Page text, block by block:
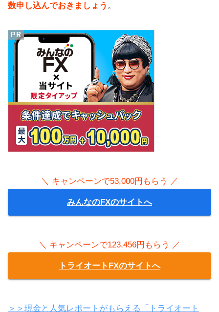
数申し込んでおきましょう 。
＼ キャンペーンで53,000円もらう ／
みんなのFXのサイトへ
＼ キャンペーンで123,456円もらう ／
トライオートFXのサイトへ
＞＞現金と人気レポートがもらえる「トライオート